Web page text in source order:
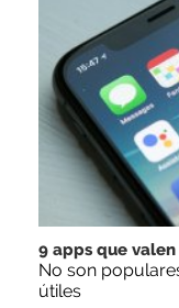
9 apps que
No son
útiles